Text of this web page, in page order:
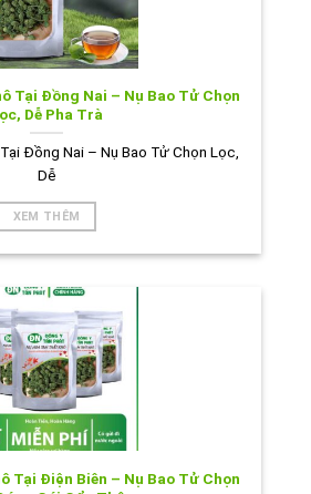
Tại Đồng Nai – Nụ Bao Tử Chọn
Dễ Pha Trà
Đồng Nai – Nụ Bao Tử Chọn Lọc,
Dễ
XEM THÊM
Tại Điện Biên – Nụ Bao Tử Chọn